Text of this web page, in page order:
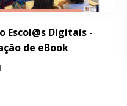
Escol@s Digitais -
de eBook